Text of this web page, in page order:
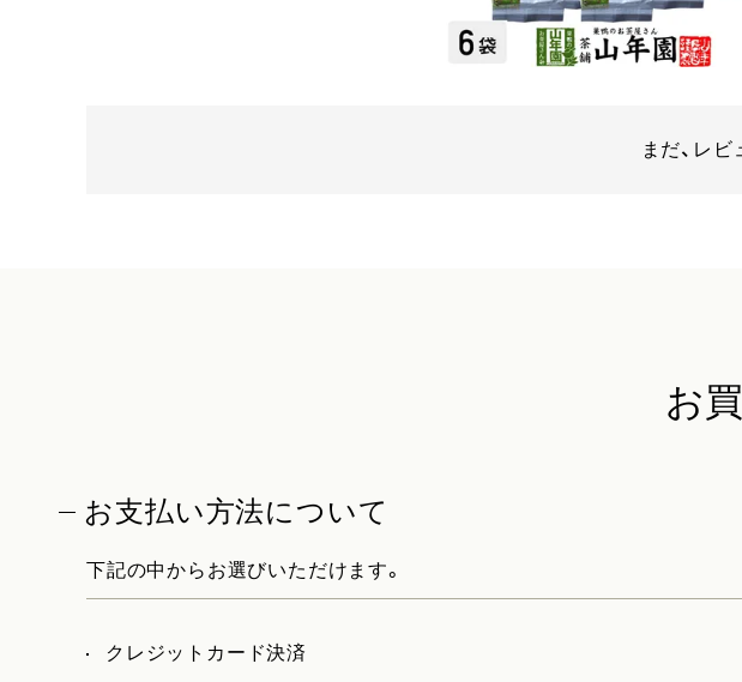
まだ、レ
お
お支払い方法について
下記の中からお選びいただけます。
クレジットカード決済